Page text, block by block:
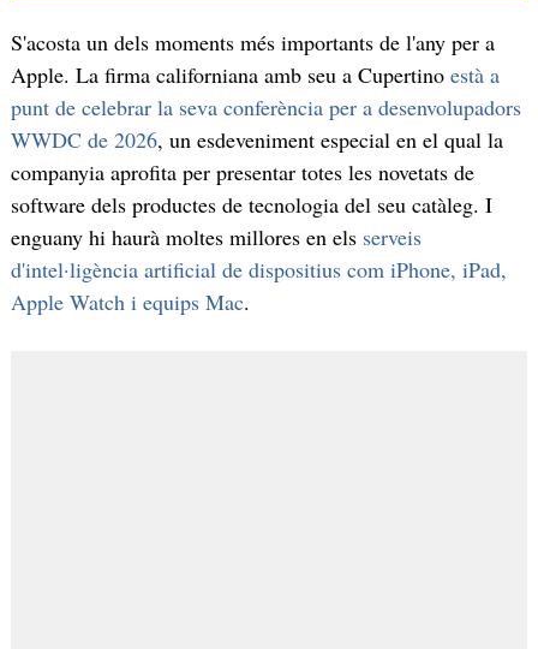
S'acosta un dels moments més importants de l'any per a
Apple. La firma californiana amb seu a Cupertino està a
punt de celebrar la seva conferència per a desenvolupadors
WWDC de 2026, un esdeveniment especial en el qual la
companyia aprofita per presentar totes les novetats de
software dels productes de tecnologia del seu catàleg. I
enguany hi haurà moltes millores en els serveis
d'intel·ligència artificial de dispositius com iPhone, iPad,
Apple Watch i equips Mac.